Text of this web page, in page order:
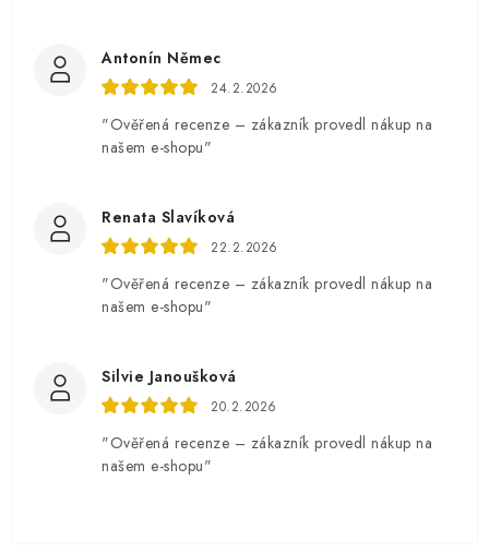
Antonín Němec
24.2.2026
"Ověřená recenze – zákazník provedl nákup na
našem e-shopu"
Renata Slavíková
22.2.2026
"Ověřená recenze – zákazník provedl nákup na
našem e-shopu"
Silvie Janoušková
20.2.2026
"Ověřená recenze – zákazník provedl nákup na
našem e-shopu"